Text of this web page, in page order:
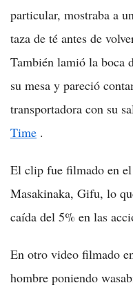
particular, mostraba a
taza de té antes de
También lamió la boca
su mesa y pareció
transportadora con su
Time .
El clip fue filmado en
Masakinaka, Gifu, lo
caída del 5% en las
En otro video filmado
hombre poniendo